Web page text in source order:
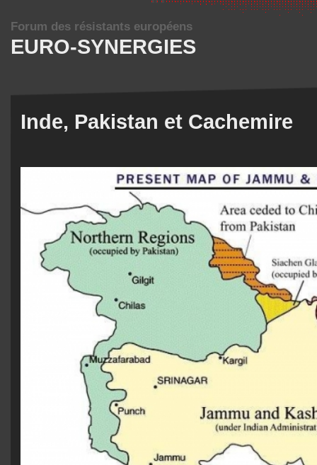
EURO-SYNERGIES
Forum des résistants européens
Inde, Pakistan et Cachemire